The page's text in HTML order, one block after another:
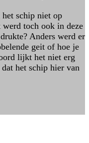
schip niet op
toch ook in deze
Anders werd er
geit of hoe je
lijkt het niet erg
het schip hier van